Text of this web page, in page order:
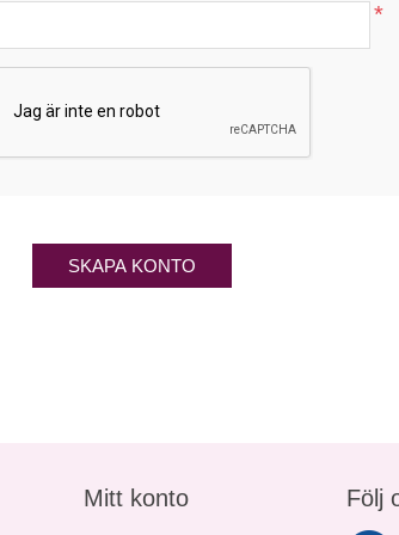
*
SKAPA KONTO
Mitt konto Följ